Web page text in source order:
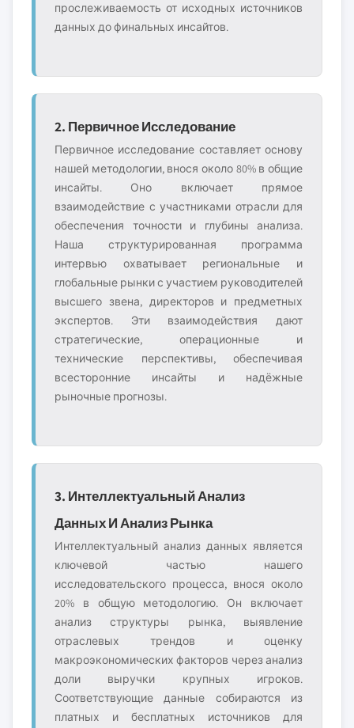
прослеживаемость от исходных источников
данных до финальных инсайтов.
2. Первичное Исследование
Первичное исследование составляет основу
нашей методологии, внося около 80% в общие
инсайты. Оно включает прямое
взаимодействие с участниками отрасли для
обеспечения точности и глубины анализа.
Наша структурированная программа
интервью охватывает региональные и
глобальные рынки с участием руководителей
высшего звена, директоров и предметных
экспертов. Эти взаимодействия дают
стратегические, операционные и
технические перспективы, обеспечивая
всесторонние инсайты и надёжные
рыночные прогнозы.
3. Интеллектуальный Анализ
Данных И Анализ Рынка
Интеллектуальный анализ данных является
ключевой частью нашего
исследовательского процесса, внося около
20% в общую методологию. Он включает
анализ структуры рынка, выявление
отраслевых трендов и оценку
макроэкономических факторов через анализ
доли выручки крупных игроков.
Соответствующие данные собираются из
платных и бесплатных источников для